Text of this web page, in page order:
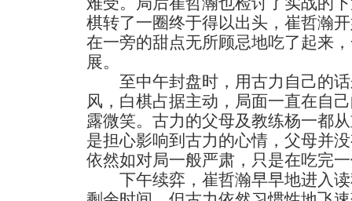
棋转了一圈终于得以出头，崔哲瀚
在一旁的甜点无所顾忌地吃了起来
展。
至中午封盘时，用古力自己的话
风，白棋占据主动，局面一直在自
露微笑。古力的父母及教练杨一都
是担心影响到古力的心情，父母并
依然如对局一般严肃，只是在吃完
下午续弈，崔哲瀚早早地进入读